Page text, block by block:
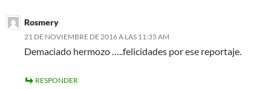
Rosmery
21 DE NOVIEMBRE DE 2016 A LAS 11:35 AM
Demaciado hermozo …..felicidades por ese reportaje.
RESPONDER